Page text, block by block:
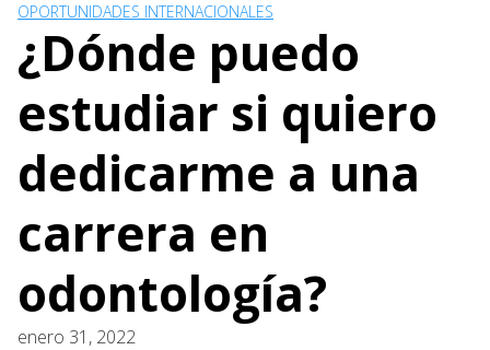
OPORTUNIDADES INTERNACIONALES
¿Dónde puedo
estudiar si quiero
dedicarme a una
carrera en
odontología?
enero 31, 2022